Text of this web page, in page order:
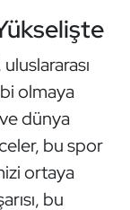
olmaya
dünya
bu spor
ortaya
bu